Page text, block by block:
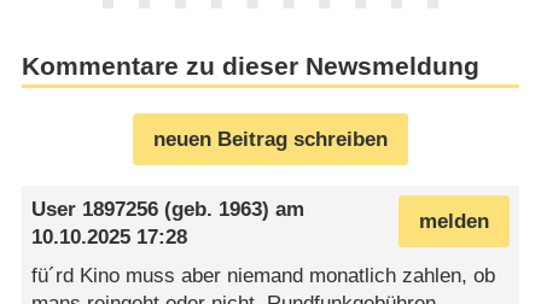
Kommentare zu dieser Newsmeldung
neuen Beitrag schreiben
melden
User 1897256 (geb. 1963) am
10.10.2025 17:28
fü´rd Kino muss aber niemand monatlich zahlen, ob